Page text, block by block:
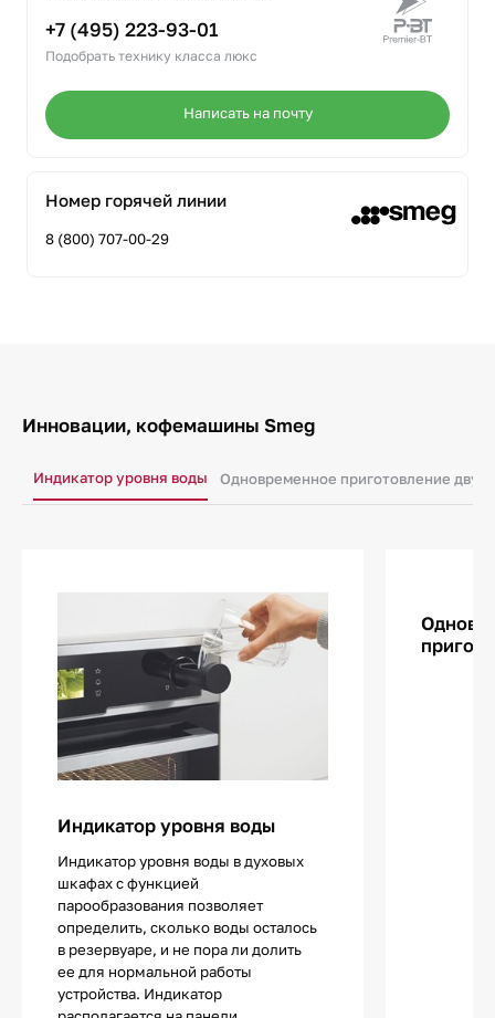
+7 (495) 223-93-01
Подобрать технику класса люкс
Написать на почту
Номер горячей линии
8 (800) 707-00-29
Инновации, кофемашины Smeg
Индикатор уровня воды Одновременное приготовление двух
Индикатор уровня воды
Индикатор уровня воды в духовых
шкафах с функцией
парообразования позволяет
определить, сколько воды осталось
в резервуаре, и не пора ли долить
ее для нормальной работы
устройства. Индикатор